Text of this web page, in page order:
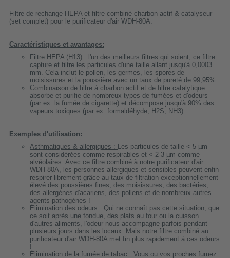
Filtre de rechange HEPA et filtre combiné charbon actif & catalyseur
(set complet) pour le purificateur d'air WDH-80A.
Caractéristiques et avantages:
Filtre HEPA (H13) : l'un des meilleurs filtres qui soient, ce filtre
capture et filtre les particules d'une taille allant jusqu'à 0,0003
mm. Cela inclut le pollen, les germes, les spores de
moisissures et la poussière avec un taux de pureté de 99,95%
Combinaison de filtre à charbon actif et de filtre catalytique :
absorbe et purifie de nombreux types de fumées et d'odeurs
(par ex. la fumée de cigarette) et décompose jusqu'à 90% des
vapeurs toxiques (par ex. formaldéhyde, H2S, NH3)
Exemples d'utilisation:
Asthmatiques & allergiques : Les particules de taille < 5 µm
sont considérées comme respirables et < 2-3 µm comme
alvéolaires. Avec ce filtre combiné à notre purificateur d'air
WDH-80A, les personnes allergiques et sensibles peuvent enfin
respirer librement grâce au taux de filtration exceptionnellement
élevé des poussières fines, des moisissures, des bactéries,
des allergènes d'acariens, des pollens et de nombreux autres
agents pathogènes !
Élimination des odeurs : Qui ne connaît pas cette situation, que
ce soit après une fondue, des plats au four ou la cuisson
d'autres aliments, l'odeur nous accompagne parfois pendant
plusieurs jours dans les locaux. Mais notre filtre combiné au
purificateur d'air WDH-80A met fin plus rapidement à ces odeurs
!
Élimination de la fumée de tabac : Vous ou vos proches fumez